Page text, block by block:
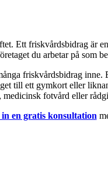
Ett friskvårdsbidrag är
du arbetar på som
friskvårdsbidrag
till ett gymkort eller
medicinsk fotvård eller
en gratis konsultation